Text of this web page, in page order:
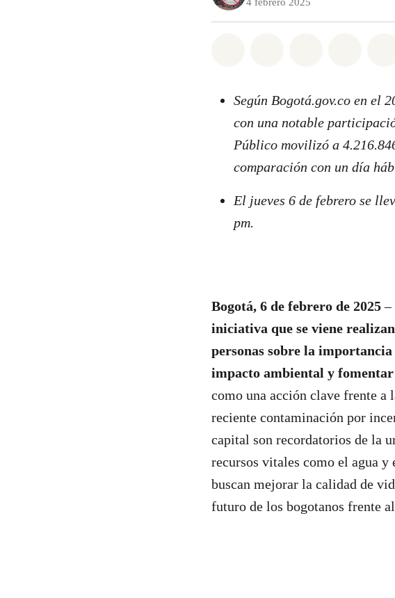
Según Bogotá.gov.co en el
con una notable
Público movilizó a
comparación con un día
El jueves 6 de febrero se
pm.
Bogotá, 6 de febrero de 2025–
iniciativa que se viene
personas sobre la
impacto ambiental y
como una acción clave frente
reciente contaminación por
capital son recordatorios de la
recursos vitales como el agua
buscan mejorar la calidad de
futuro de los bogotanos frente